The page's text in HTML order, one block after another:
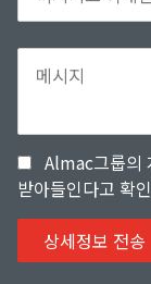
Almac그룹의
받아들인다고 확